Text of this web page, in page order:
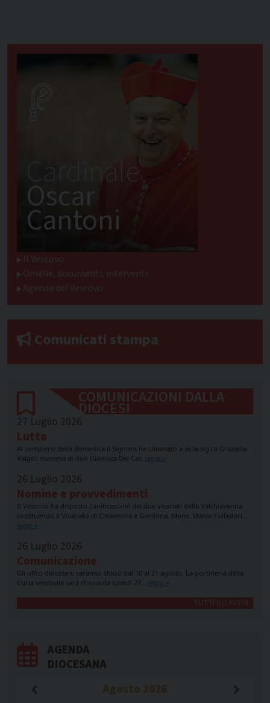
Cardinale
Oscar
Cantoni
Il Vescovo
Omelie, documenti, interventi
Agenda del Vescovo
Comunicati stampa
COMUNICAZIONI DALLA
DIOCESI
27 Luglio 2026
Lutto
Al compiersi della domenica il Signore ha chiamato a sé la sig.ra Graziella
Valgoi, mamma di don Gianluca Dei Cas. leggi »
26 Luglio 2026
Nomine e provvedimenti
Il Vescovo ha disposto l’unificazione dei due vicariati della Valchiavenna
costituendo il Vicariato di Chiavenna e Gordona. Mons. Marco Folladori…
leggi »
26 Luglio 2026
Comunicazione
Gli uffici diocesani saranno chiusi dal 10 al 21 agosto. La portineria della
Curia vescovile sarà chiusa da lunedì 27… leggi »
TUTTI GLI AVVISI
AGENDA
DIOCESANA